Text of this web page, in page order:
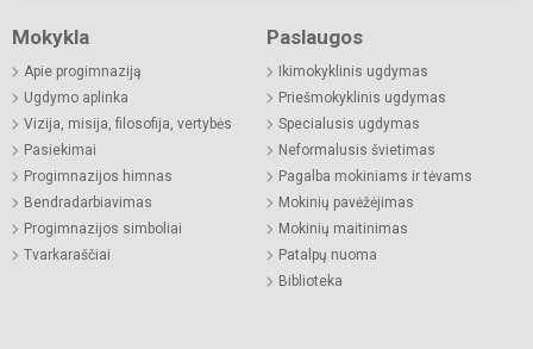
Mokykla
Apie progimnaziją
Ugdymo aplinka
Vizija, misija, filosofija, vertybės
Pasiekimai
Progimnazijos himnas
Bendradarbiavimas
Progimnazijos simboliai
Tvarkaraščiai
Paslaugos
Ikimokyklinis ugdymas
Priešmokyklinis ugdymas
Specialusis ugdymas
Neformalusis švietimas
Pagalba mokiniams ir tėvams
Mokinių pavėžėjimas
Mokinių maitinimas
Patalpų nuoma
Biblioteka